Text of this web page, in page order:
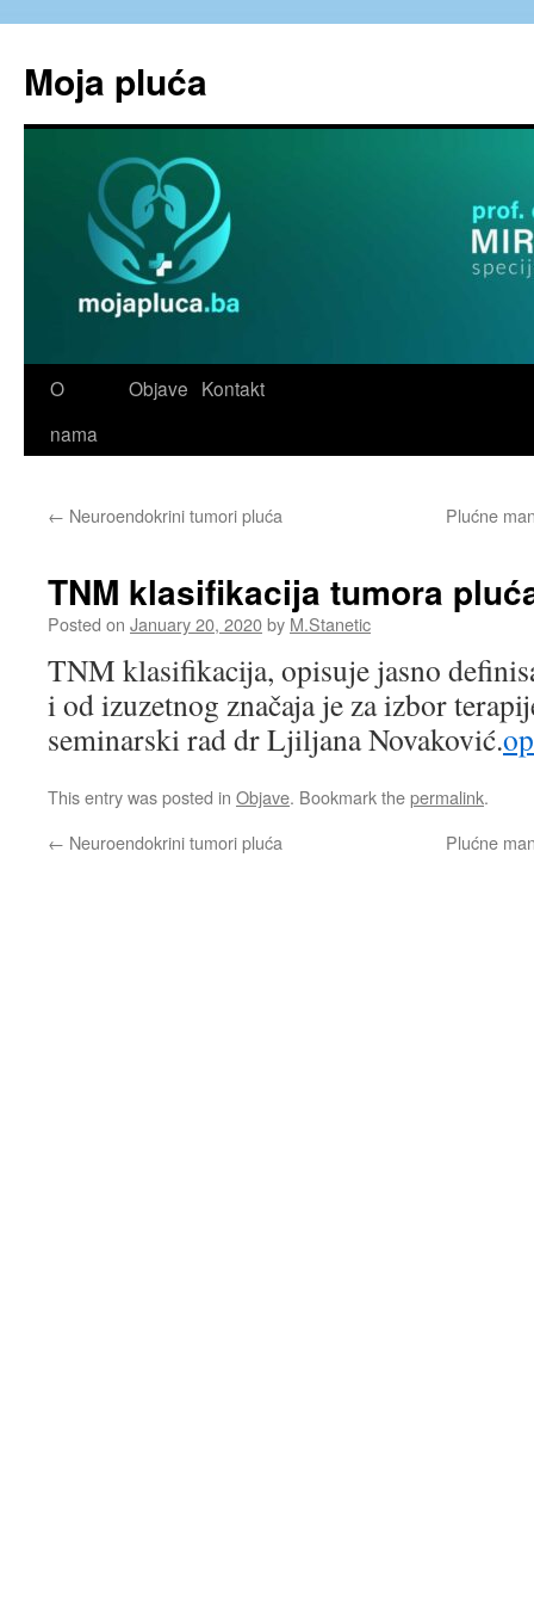
content
Moja pluća
O
nama
Objave Kontakt
← Neuroendokrini tumori pluća Plućne
TNM klasifikacija tumora
Posted on January 20, 2020by M.Stanetic
TNM klasifikacija, opisuje jasno
i od izuzetnog značaja je za izbor
seminarski rad dr Ljiljana Novaković.
This entry was posted in Objave. Bookmark thepermalink.
← Neuroendokrini tumori pluća Plućne